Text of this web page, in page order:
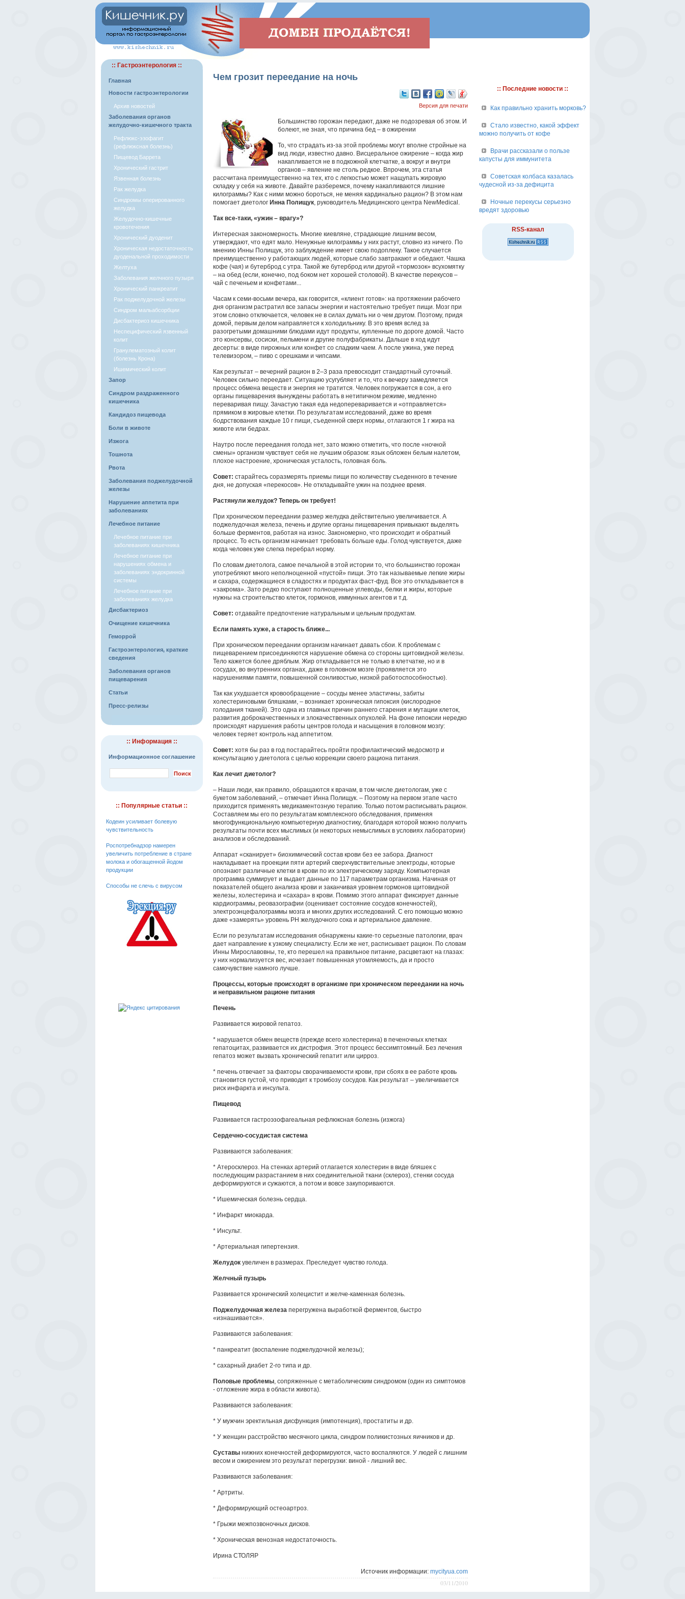
:: Гастроэнтерология ::
Главная
Новости гастроэнтерологии
Архив новостей
Заболевания органов
желудочно-кишечного тракта
Рефлюкс-эзофагит
(рефлюксная болезнь)
Пищевод Баррета
Хронический гастрит
Язвенная болезнь
Рак желудка
Синдромы оперированного
желудка
Желудочно-кишечные
кровотечения
Хронический дуоденит
Хроническая недостаточность
дуоденальной проходимости
Желтуха
Заболевания желчного пузыря
Хронический панкреатит
Рак поджелудочной железы
Синдром мальабсорбции
Дисбактериоз кишечника
Неспецифический язвенный
колит
Гранулематозный колит
(болезнь Крона)
Ишемический колит
Запор
Синдром раздраженного
кишечника
Кандидоз пищевода
Боли в животе
Изжога
Тошнота
Рвота
Заболевания поджелудочной
железы
Нарушение аппетита при
заболеваниях
Лечебное питание
Лечебное питание при
заболеваниях кишечника
Лечебное питание при
нарушениях обмена и
заболеваниях эндокринной
системы
Лечебное питание при
заболеваниях желудка
Дисбактериоз
Очищение кишечника
Геморрой
Гастроэнтерология, краткие
сведения
Заболевания органов
пищеварения
Статьи
Пресс-релизы
:: Информация ::
Информационное соглашение
:: Популярные статьи ::
Кодеин усиливает болевую
чувствительность
Роспотребнадзор намерен
увеличить потребление в стране
молока и обогащенной йодом
продукции
Способы не слечь с вирусом
Чем грозит переедание на ночь
Версия для печати
Большинство горожан передают, даже не подозревая об этом. И
болеют, не зная, что причина бед – в ожирении
То, что страдать из-за этой проблемы могут вполне стройные на
вид люди, известно давно. Висцеральное ожирение – когда жир
накапливается не в подкожной клетчатке, а вокруг и внутри
органов – явление не столь редкое. Впрочем, эта статья
рассчитана преимущественно на тех, кто с легкостью может нащупать жировую
складку у себя на животе. Давайте разберемся, почему накапливаются лишние
килограммы? Как с ними можно бороться, не меняя кардинально рацион? В этом нам
помогает диетолог Инна Полищук, руководитель Медицинского центра NewMedical.
Так все-таки, «ужин – врагу»?
Интересная закономерность. Многие киевляне, страдающие лишним весом,
утверждают, что едят мало. Ненужные килограммы у них растут, словно из ничего. По
мнению Инны Полищук, это заблуждение имеет свою подоплеку. Такое случается
преимущественно у работающих людей, которые слабо завтракают и обедают. Чашка
кофе (чая) и бутерброд с утра. Такой же бутерброд или другой «тормозок» всухомятку
– на обед (если, конечно, под боком нет хорошей столовой). В качестве перекусов –
чай с печеньем и конфетами...
Часам к семи-восьми вечера, как говорится, «клиент готов»: на протяжении рабочего
дня организм растратил все запасы энергии и настоятельно требует пищи. Мозг при
этом словно отключается, человек не в силах думать ни о чем другом. Поэтому, придя
домой, первым делом направляется к холодильнику. В это время вслед за
разогретыми домашними блюдами идут продукты, купленные по дороге домой. Часто
это консервы, сосиски, пельмени и другие полуфабрикаты. Дальше в ход идут
десерты: в виде пирожных или конфет со сладким чаем. А после ужина, уже перед
телевизором, – пиво с орешками и чипсами.
Как результат – вечерний рацион в 2–3 раза превосходит стандартный суточный.
Человек сильно переедает. Ситуацию усугубляет и то, что к вечеру замедляется
процесс обмена веществ и энергия не тратится. Человек погружается в сон, а его
органы пищеварения вынуждены работать в нетипичном режиме, медленно
переваривая пищу. Зачастую такая еда недопереваривается и «отправляется»
прямиком в жировые клетки. По результатам исследований, даже во время
бодрствования каждые 10 г пищи, съеденной сверх нормы, отлагаются 1 г жира на
животе или бедрах.
Наутро после переедания голода нет, зато можно отметить, что после «ночной
смены» организм чувствует себя не лучшим образом: язык обложен белым налетом,
плохое настроение, хроническая усталость, головная боль.
Совет: старайтесь соразмерять приемы пищи по количеству съеденного в течение
дня, не допуская «перекосов». Не откладывайте ужин на позднее время.
Растянули желудок? Теперь он требует!
При хроническом переедании размер желудка действительно увеличивается. А
поджелудочная железа, печень и другие органы пищеварения привыкают выделять
больше ферментов, работая на износ. Закономерно, что происходит и обратный
процесс. То есть организм начинает требовать больше еды. Голод чувствуется, даже
когда человек уже слегка перебрал норму.
По словам диетолога, самое печальной в этой истории то, что большинство горожан
употребляют много неполноценной «пустой» пищи. Это так называемые легкие жиры
и сахара, содержащиеся в сладостях и продуктах фаст-фуд. Все это откладывается в
«закрома». Зато редко поступают полноценные углеводы, белки и жиры, которые
нужны на строительство клеток, гормонов, иммунных агентов и т.д.
Совет: отдавайте предпочтение натуральным и цельным продуктам.
Если память хуже, а старость ближе...
При хроническом переедании организм начинает давать сбои. К проблемам с
пищеварением присоединяются нарушение обмена со стороны щитовидной железы.
Тело кажется более дряблым. Жир откладывается не только в клетчатке, но и в
сосудах, во внутренних органах, даже в головном мозге (проявляется это
нарушениями памяти, повышенной сонливостью, низкой работоспособностью).
Так как ухудшается кровообращение – сосуды менее эластичны, забиты
холестериновыми бляшками, – возникает хроническая гипоксия (кислородное
голодания тканей). Это одна из главных причин раннего старения и мутации клеток,
развития доброкачественных и злокачественных опухолей. На фоне гипоксии нередко
происходят нарушения работы центров голода и насыщения в головном мозгу:
человек теряет контроль над аппетитом.
Совет: хотя бы раз в год постарайтесь пройти профилактический медосмотр и
консультацию у диетолога с целью коррекции своего рациона питания.
Как лечит диетолог?
– Наши люди, как правило, обращаются к врачам, в том числе диетологам, уже с
букетом заболеваний, – отмечает Инна Полищук. – Поэтому на первом этапе часто
приходится применять медикаментозную терапию. Только потом расписывать рацион.
Составляем мы его по результатам комплексного обследования, применяя
многофункциональную компьютерную диагностику, благодаря которой можно получить
результаты почти всех мыслимых (и некоторых немыслимых в условиях лаборатории)
анализов и обследований.
Аппарат «сканирует» биохимический состав крови без ее забора. Диагност
накладывает на проекции пяти артерий сверхчувствительные электроды, которые
опознают различные клетки в крови по их электрическому заряду. Компьютерная
программа суммирует и выдает данные по 117 параметрам организма. Начиная от
показателей общего анализа крови и заканчивая уровнем гормонов щитовидной
железы, холестерина и «сахара» в крови. Помимо этого аппарат фиксирует данные
кардиограммы, реовазографии (оценивает состояние сосудов конечностей),
электроэнцефалограммы мозга и многих других исследований. С его помощью можно
даже «замерять» уровень РН желудочного сока и артериальное давление.
Если по результатам исследования обнаружены какие-то серьезные патологии, врач
дает направление к узкому специалисту. Если же нет, расписывает рацион. По словам
Инны Мирославовны, те, кто перешел на правильное питание, расцветают на глазах:
у них нормализуется вес, исчезает повышенная утомляемость, да и просто
самочувствие намного лучше.
Процессы, которые происходят в организме при хроническом переедании на ночь
и неправильном рационе питания
Печень
Развивается жировой гепатоз.
* нарушается обмен веществ (прежде всего холестерина) в печеночных клетках
гепатоцитах, развивается их дистрофия. Этот процесс бессимптомный. Без лечения
гепатоз может вызвать хронический гепатит или цирроз.
* печень отвечает за факторы сворачиваемости крови, при сбоях в ее работе кровь
становится густой, что приводит к тромбозу сосудов. Как результат – увеличивается
риск инфаркта и инсульта.
Пищевод
Развивается гастроэзофагеальная рефлюксная болезнь (изжога)
Сердечно-сосудистая система
Развиваются заболевания:
* Атеросклероз. На стенках артерий отлагается холестерин в виде бляшек с
последующим разрастанием в них соединительной ткани (склероз), стенки сосуда
деформируются и сужаются, а потом и вовсе закупориваются.
* Ишемическая болезнь сердца.
* Инфаркт миокарда.
* Инсульт.
* Артериальная гипертензия.
Желудокувеличен в размерах. Преследует чувство голода.
Желчный пузырь
Развивается хронический холецистит и желче-каменная болезнь.
Поджелудочная железаперегружена выработкой ферментов, быстро
«изнашивается».
Развиваются заболевания:
* панкреатит (воспаление поджелудочной железы);
* сахарный диабет 2-го типа и др.
Половые проблемы, сопряженные с метаболическим синдромом (один из симптомов
- отложение жира в области живота).
Развиваются заболевания:
* У мужчин эректильная дисфункция (импотенция), простатиты и др.
* У женщин расстройство месячного цикла, синдром поликистозных яичников и др.
Суставынижних конечностей деформируются, часто воспаляются. У людей с лишним
весом и ожирением это результат перегрузки: виной - лишний вес.
Развиваются заболевания:
* Артриты.
* Деформирующий остеоартроз.
* Грыжи межпозвоночных дисков.
* Хроническая венозная недостаточность.
Ирина СТОЛЯР
Источник информации: mycityua.com
03/11/2010
:: Последние новости ::
Как правильно хранить морковь?
Стало известно, какой эффект
можно получить от кофе
Врачи рассказали о пользе
капусты для иммунитета
Советская колбаса казалась
чудесной из-за дефицита
Ночные перекусы серьезно
вредят здоровью
RSS-канал